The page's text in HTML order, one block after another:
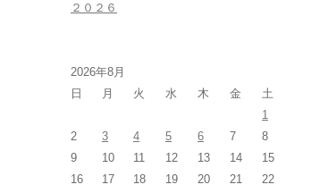
２０２６
2026年8月
日
月 火 水 木 金
土
1
2
3 4 5 6 7
8
9
10 11 12 13 14
15
16
17 18 19 20 21
22